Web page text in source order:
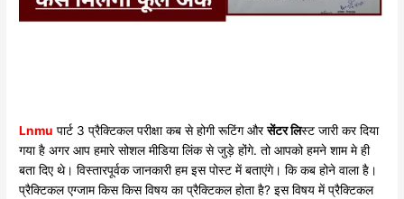
Lnmu पार्ट 3 प्रैक्टिकल परीक्षा कब से होगी रूटिंग औरसेंटर लिस्ट जारी कर दिया
गया है अगर आप हमारे सोशल मीडिया लिंक से जुड़े होंगे. तो आपको हमने शाम मे ही
बता दिए थे। विस्तारपूर्वक जानकारी हम इस पोस्ट में बताएंगे। कि कब होने वाला है।
प्रैक्टिकल एग्जाम किस किस विषय का प्रैक्टिकल होता है? इस विषय में प्रैक्टिकल